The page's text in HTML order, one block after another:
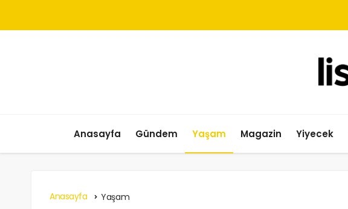
Anasayfa Gündem Yaşam Magazin Yiyecek
Anasayfa Yaşam